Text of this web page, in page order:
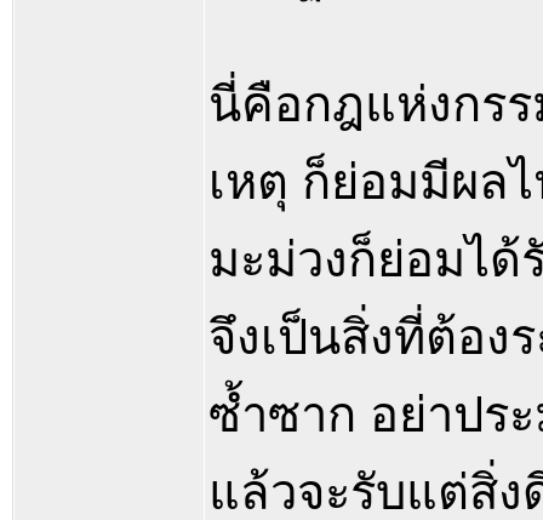
นี่คือกฎแห่งกรร
เหตุ ก็ย่อมมีผล
มะม่วงก็ย่อมได้
จึงเป็นสิ่งที่ต้อง
ซ้ำซาก อย่าปร
แล้วจะรับแต่สิ่